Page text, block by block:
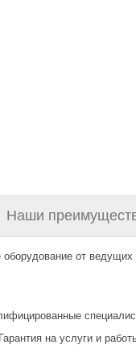
Наши
от ведущих
на услуги и